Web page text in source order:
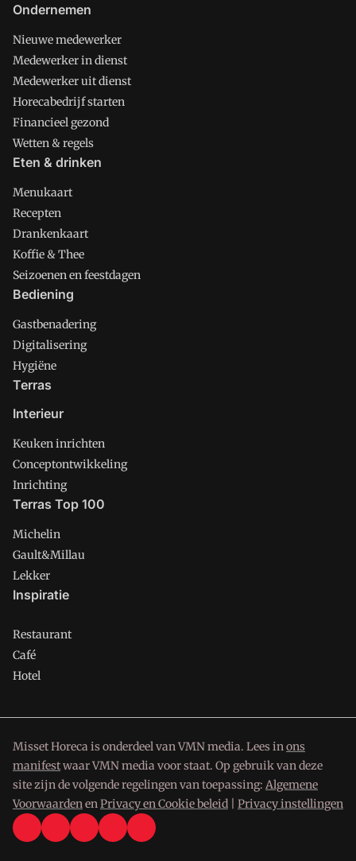
Ondernemen
Nieuwe medewerker
Medewerker in dienst
Medewerker uit dienst
Horecabedrijf starten
Financieel gezond
Wetten & regels
Eten & drinken
Menukaart
Recepten
Drankenkaart
Koffie & Thee
Seizoenen en feestdagen
Bediening
Gastbenadering
Digitalisering
Hygiëne
Terras
Interieur
Keuken inrichten
Conceptontwikkeling
Inrichting
Terras Top 100
Michelin
Gault&Millau
Lekker
Inspiratie
Restaurant
Café
Hotel
Misset Horeca is onderdeel van VMN media. Lees inons
manifestwaar VMN media voor staat. Op gebruik van deze
site zijn de volgende regelingen van toepassing: Algemene
VoorwaardenenPrivacy en Cookie beleid Privacy instellingen